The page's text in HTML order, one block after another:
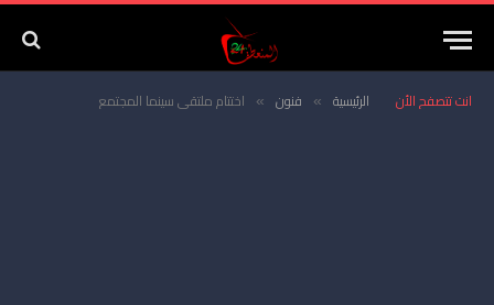
انت تتصفح الأن الرئيسية » فنون » اختتام ملتقى سينما المجتمع